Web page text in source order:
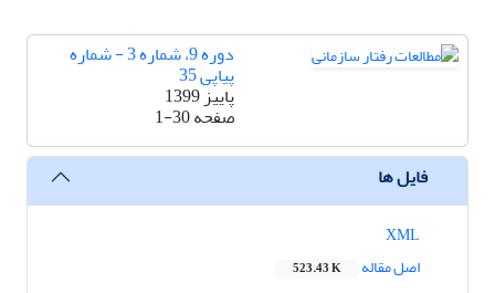
دوره 9، شماره 3 - شماره
پیاپی 35
پاییز 1399
صفحه1-30
فایل ها
اصل مقاله
523.43 K